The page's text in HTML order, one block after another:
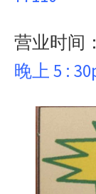
营业时间：
晚上 5 :